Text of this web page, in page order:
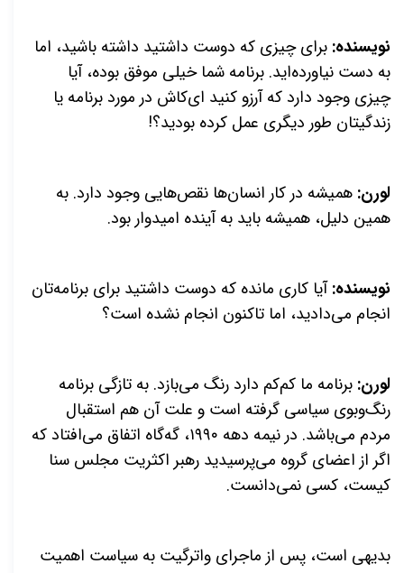
نویسنده: برای چیزی که دوست داشتید داشته باشید، اما
به دست نیاورده‌اید. برنامه شما خیلی موفق بوده، آیا
چیزی وجود دارد که آرزو کنید ای‌کاش در مورد برنامه یا
زندگیتان طور دیگری عمل کرده بودید؟!
لورن: همیشه در کار انسان‌ها نقص‌هایی وجود دارد. به
همین دلیل، همیشه باید به آینده امیدوار بود.
نویسنده:آیا کاری مانده که دوست داشتید برای برنامه‌تان
انجام می‌دادید، اما تاکنون انجام نشده است؟
لورن: برنامه ما کم‌کم دارد رنگ می‌بازد. به تازگی برنامه
رنگ‌وبوی سیاسی گرفته است و علت آن هم استقبال
مردم می‌باشد. در نیمه دهه ۱۹۹۰، گه‌گاه اتفاق می‌افتاد که
اگر از اعضای گروه می‌پرسیدید رهبر اکثریت مجلس سنا
کیست، کسی نمی‌دانست.
بدیهی است، پس از ماجرای واترگیت به سیاست اهمیت